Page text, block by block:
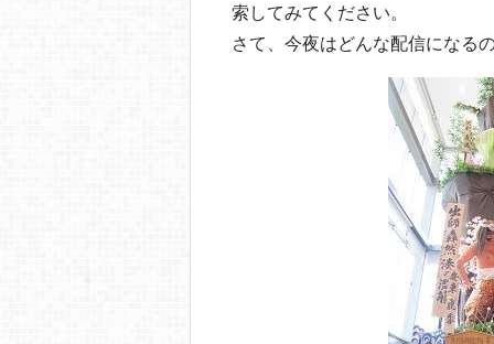
索してみてください。
さて、今夜はどんな配信になる